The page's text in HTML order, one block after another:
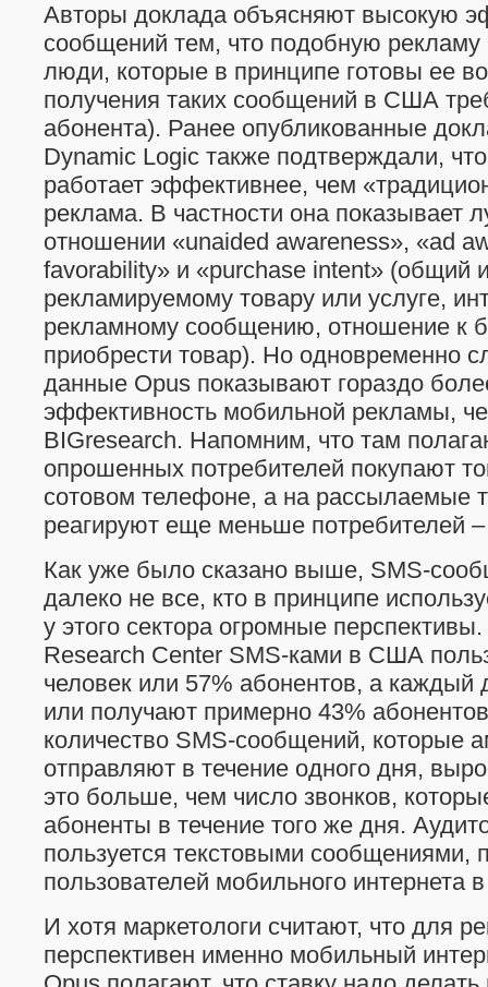
Авторы доклада объясняют высокую
сообщений тем, что подобную рекламу
люди, которые в принципе готовы ее
получения таких сообщений в США
абонента). Ранее опубликованные
Dynamic Logic также подтверждали,
работает эффективнее, чем
реклама. В частности она показывает
отношении «unaided awareness», «ad
favorability» и «purchase intent» (общий
рекламируемому товару или услуге,
рекламному сообщению, отношение к
приобрести товар). Но одновременно
данные Opus показывают гораздо
эффективность мобильной рекламы,
BIGresearch. Напомним, что там
опрошенных потребителей покупают
сотовом телефоне, а на рассылаемые
реагируют еще меньше потребителей
Как уже было сказано выше, SMS-
далеко не все, кто в принципе
у этого сектора огромные
Research Center SMS-ками в США
человек или 57% абонентов, а каждый
или получают примерно 43%
количество SMS-сообщений, которые
отправляют в течение одного дня,
это больше, чем число звонков,
абоненты в течение того же дня.
пользуется текстовыми сообщениями,
пользователей мобильного интернета
И хотя маркетологи считают, что для
перспективен именно мобильный